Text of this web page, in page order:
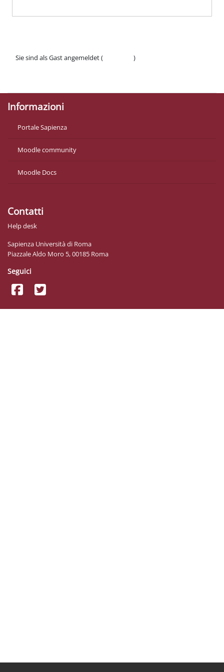
Sie sind als Gast angemeldet (
)
Informazioni
Portale Sapienza
Moodle community
Moodle Docs
Contatti
Help desk
Sapienza Università di Roma
Piazzale Aldo Moro 5, 00185 Roma
Seguici